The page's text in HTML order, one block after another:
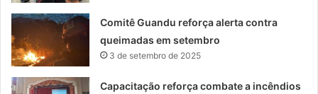
Comitê Guandu reforça alerta contra
queimadas em setembro
3 de setembro de 2025
Capacitação reforça combate a incêndios